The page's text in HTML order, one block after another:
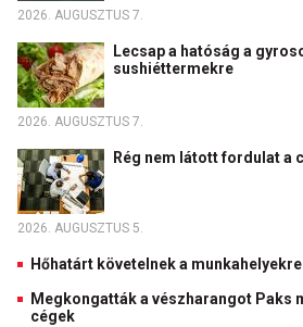
2026. AUGUSZTUS 7.
Lecsap a hatóság a
sushiéttermekre
2026. AUGUSZTUS 7.
Rég nem látott fordulat a
2026. AUGUSZTUS 5.
Hőhatárt követelnek a munkahelyekre
Megkongatták a vészharangot Paks
cégek